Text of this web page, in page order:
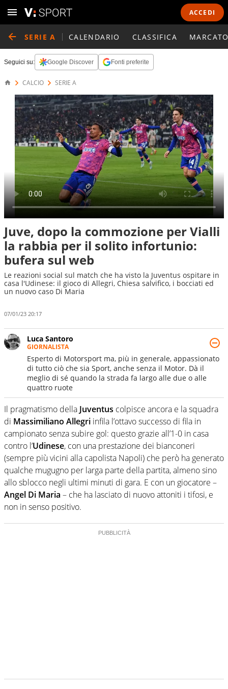
ACCEDI
SERIE A CALENDARIO CLASSIFICA
Seguici su: Google Discover Fonti preferite
CALCIO SERIE A
Juve, dopo la commozione per Vialli
la rabbia per il solito infortunio:
bufera sul web
Le reazioni social sul match che ha visto la Juventus ospitare in
casa l'Udinese: il gioco di Allegri, Chiesa salvifico, i bocciati ed
un nuovo caso Di Maria
07/01/23 20:17
Luca Santoro
GIORNALISTA
Esperto di Motorsport ma, più in generale, appassionato
di tutto ciò che sia Sport, anche senza il Motor. Dà il
meglio di sé quando la strada fa largo alle due o alle
quattro ruote
Il pragmatismo della Juventus colpisce ancora e la squadra
di Massimiliano Allegri infila l’ottavo successo di fila in
campionato senza subire gol: questo grazie all’1-0 in casa
contro l’Udinese, con una prestazione dei bianconeri
(sempre più vicini alla capolista Napoli) che però ha generato
qualche mugugno per larga parte della partita, almeno sino
allo sblocco negli ultimi minuti di gara. E con un giocatore –
Angel Di Maria – che ha lasciato di nuovo attoniti i tifosi, e
non in senso positivo.